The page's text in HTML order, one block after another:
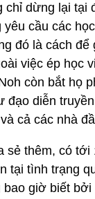
chỉ dừng lại tại
cầu các
đó là cách để
việc ép học
còn bắt họ
đạo diễn
cả các nhà
sẻ thêm, có tới
tại tình trạng
bao giờ biết